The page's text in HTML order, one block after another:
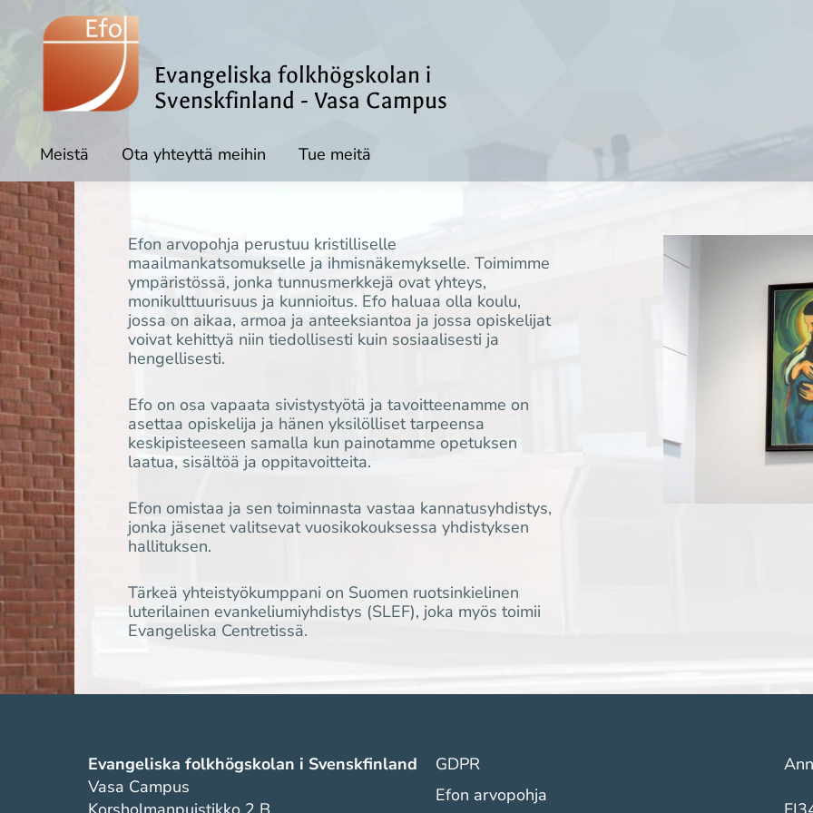
Evangeliska folkhögskolan i
Svenskfinland - Vasa Campus
Meistä Ota yhteyttä meihin Tue meitä
Efon arvopohja perustuu kristilliselle
maailmankatsomukselle ja ihmisnäkemykselle. Toimimme
ympäristössä, jonka tunnusmerkkejä ovat yhteys,
monikulttuurisuus ja kunnioitus. Efo haluaa olla koulu,
jossa on aikaa, armoa ja anteeksiantoa ja jossa opiskelijat
voivat kehittyä niin tiedollisesti kuin sosiaalisesti ja
hengellisesti.
Efo on osa vapaata sivistystyötä ja tavoitteenamme on
asettaa opiskelija ja hänen yksilölliset tarpeensa
keskipisteeseen samalla kun painotamme opetuksen
laatua, sisältöä ja oppitavoitteita.
Efon omistaa ja sen toiminnasta vastaa kannatusyhdistys,
jonka jäsenet valitsevat vuosikokouksessa yhdistyksen
hallituksen.
Tärkeä yhteistyökumppani on Suomen ruotsinkielinen
luterilainen evankeliumiyhdistys (SLEF), joka myös toimii
Evangeliska Centretissä.
Evangeliska folkhögskolan i Svenskfinland
Vasa Campus
GDPR
Efon arvopohja